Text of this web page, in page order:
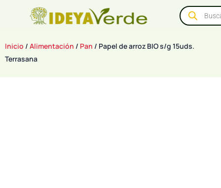
Inicio / Alimentación / Pan / Papel de arroz BIO s/g 15uds.
Terrasana